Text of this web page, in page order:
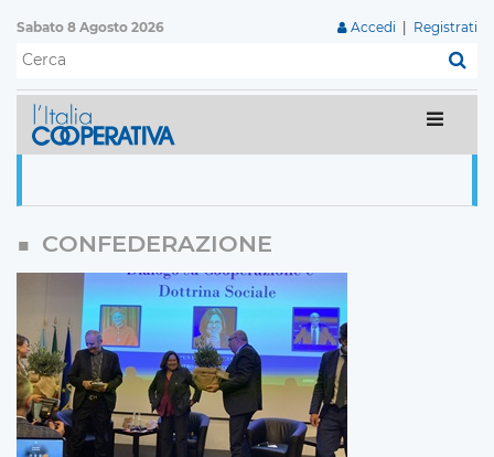
Sabato 8 Agosto 2026 Accedi Registrati
CONFEDERAZIONE